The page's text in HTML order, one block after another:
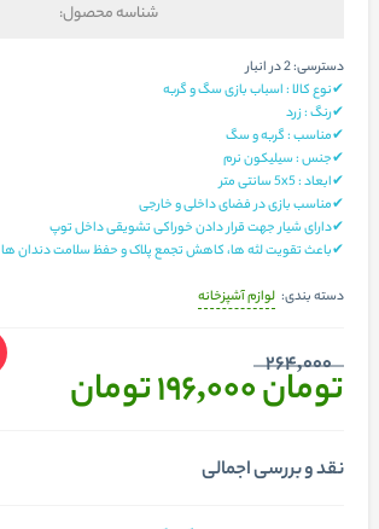
شناسه محصول:
دسترسی:2 در انبار
✔نوع کالا : اسباب بازی سگ و گربه
✔رنگ : زرد
✔مناسب : گربه و سگ
✔جنس : سیلیکون نرم
✔ابعاد : 5x5 سانتی‌ متر
✔مناسب بازی در فضای داخلی و خارجی
✔دارای شیار جهت قرار دادن خوراکی تشویقی داخل توپ
✔باعث تقویت لثه‌ ها، کاهش تجمع پلاک و حفظ سلامت دندان‌ ها
دسته بندی: لوازم آشپزخانه
264,000
تومان 196,000 تومان
نقد و بررسی اجمالی